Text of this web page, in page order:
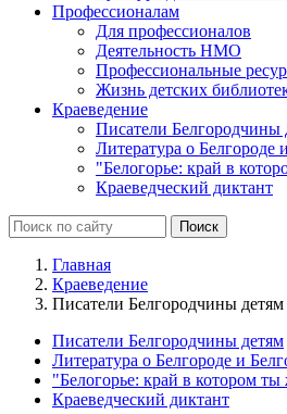
Профессионалам
Для профессионалов
Деятельность НМО
Профессиональные
Жизнь детских
Краеведение
Писатели Белгородчины
Литература о Белгороде
"Белогорье: край в
Краеведческий диктант
Главная
Краеведение
Писатели Белгородчины детям
Писатели Белгородчины детям
Литература о Белгороде и
"Белогорье: край в котором
Краеведческий диктант